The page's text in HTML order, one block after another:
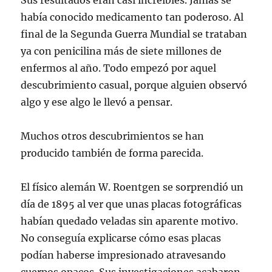
había conocido medicamento tan poderoso. Al
final de la Segunda Guerra Mundial se trataban
ya con penicilina más de siete millones de
enfermos al año. Todo empezó por aquel
descubrimiento casual, porque alguien observó
algo y ese algo le llevó a pensar.
Muchos otros descubrimientos se han
producido también de forma parecida.
El físico alemán W. Roentgen se sorprendió un
día de 1895 al ver que unas placas fotográficas
habían quedado veladas sin aparente motivo.
No conseguía explicarse cómo esas placas
podían haberse impresionado atravesando